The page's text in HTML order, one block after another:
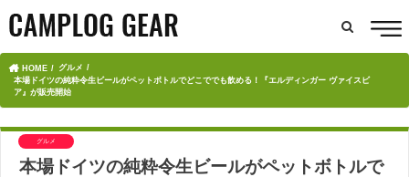
HOME
グルメ
本場ドイツの純粋令生ビールがペットボトルでどこででも飲める！『エルディンガー ヴァイスビ
ア』が販売開始
グルメ
本場ドイツの純粋令生ビールがペットボトルで